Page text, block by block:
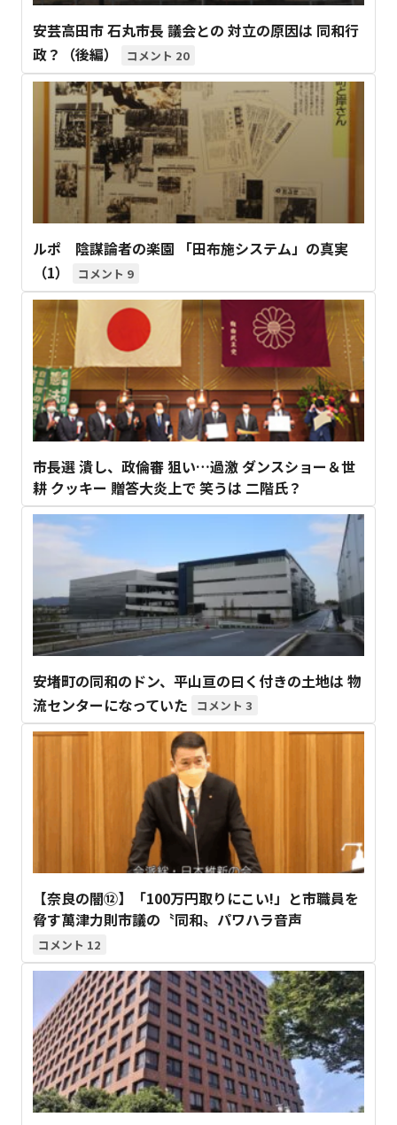
安芸高田市 石丸市長 議会との 対立の原因は 同和行
政？（後編）
20
ルポ 陰謀論者の楽園 「田布施システム」の真実
（1）
9
市長選 潰し、政倫審 狙い…過激 ダンスショー＆世
耕 クッキー 贈答大炎上で 笑うは 二階氏？
安堵町の同和のドン、平山亘の曰く付きの土地は 物
流センターになっていた
3
【奈良の闇⑫】「100万円取りにこい!」と市職員を
脅す萬津力則市議の〝同和〟パワハラ音声
12